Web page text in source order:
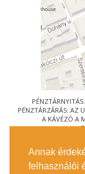
Annak
felhasználói
PÉNZTÁRZÁRÁS: AZ
A KÁVÉZÓ A